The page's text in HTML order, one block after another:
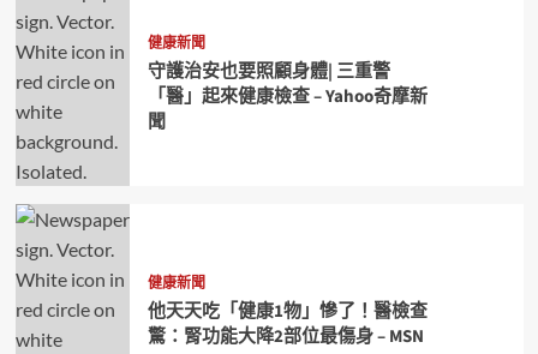
健康新聞
守護治安也要照顧身體| 三重警
「醫」起來健康檢查 – Yahoo奇摩新
聞
健康新聞
他天天吃「健康1物」慘了！醫檢查
驚：腎功能大降2部位最傷身 – MSN